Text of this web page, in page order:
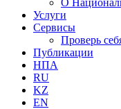
О
Услуги
Сервисы
Проверь
Публикации
НПА
RU
KZ
EN